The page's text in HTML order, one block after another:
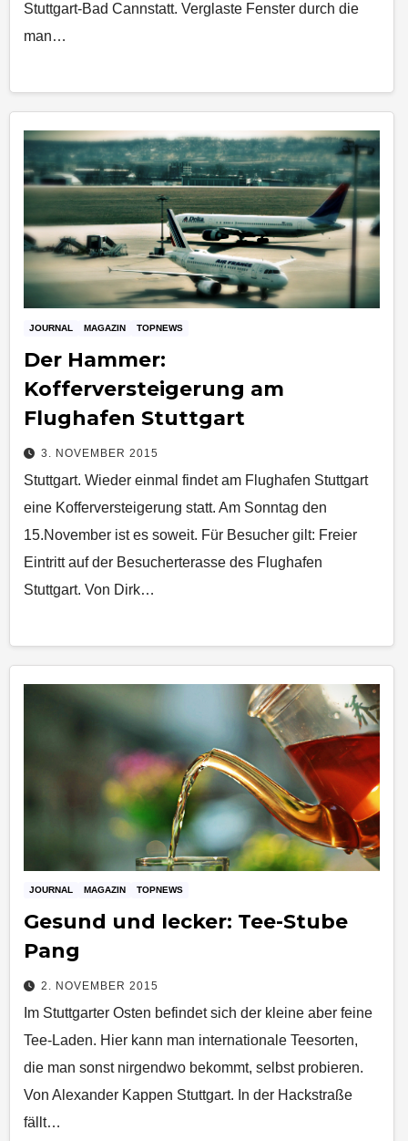
Stuttgart-Bad Cannstatt. Verglaste Fenster durch die
man…
JOURNAL MAGAZIN TOPNEWS
Der Hammer:
Kofferversteigerung am
Flughafen Stuttgart
3. NOVEMBER 2015
Stuttgart. Wieder einmal findet am Flughafen Stuttgart
eine Kofferversteigerung statt. Am Sonntag den
15.November ist es soweit. Für Besucher gilt: Freier
Eintritt auf der Besucherterasse des Flughafen
Stuttgart. Von Dirk…
JOURNAL MAGAZIN TOPNEWS
Gesund und lecker: Tee-Stube
Pang
2. NOVEMBER 2015
Im Stuttgarter Osten befindet sich der kleine aber feine
Tee-Laden. Hier kann man internationale Teesorten,
die man sonst nirgendwo bekommt, selbst probieren.
Von Alexander Kappen Stuttgart. In der Hackstraße
fällt…